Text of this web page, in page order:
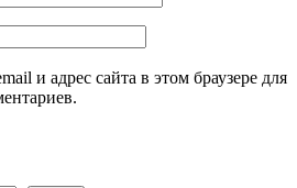
и адрес сайта в этом браузере для